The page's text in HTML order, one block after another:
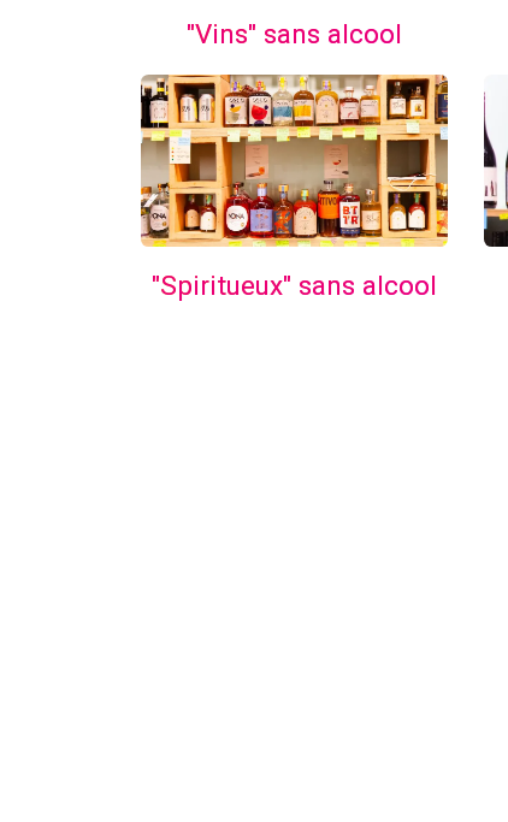
"Vins" sans alcool
"Spiritueux" sans alcool